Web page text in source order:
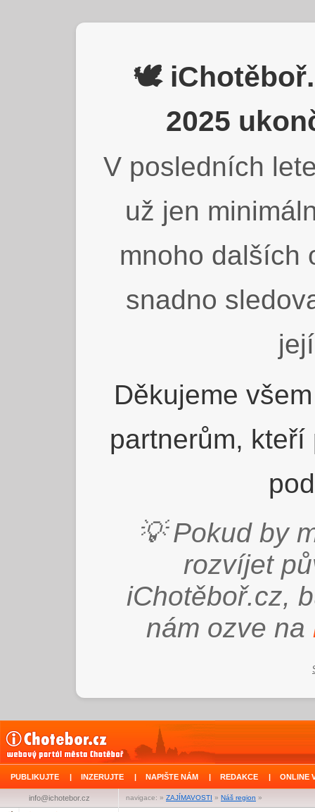
🕊️
2025
V posledních
už jen
mnoho dalších
snadno
Děkujeme
partnerům,
💡 Pokud by
rozvíjet
iChotěboř.cz,
nám ozve na
PUBLIKUJTE | INZERUJTE | NAPIŠTE NÁM | REDAKCE | ONLINE
navigace: » ZAJÍMAVOSTI » Náš region »
info@ichotebor.cz